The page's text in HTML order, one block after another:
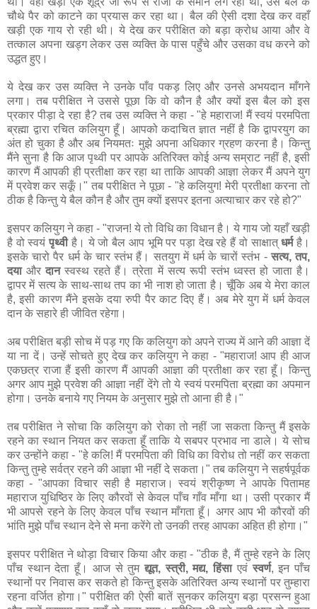
चौथे पैर को काटने का प्रयास कर रहा था। बैल की ऐसी दशा देख कर वहाँ
खड़ी एक गाय रो रही थी। ये देख कर परीक्षित को बड़ा क्रोध आया और वे
तत्काल अपना खड्ग लेकर उस व्यक्ति के पास पहुँचे और उसका वध करने को
उद्धत हुए।
ये देख कर उस व्यक्ति ने उनके पाँव पकड़ लिए और उनसे अभयदान माँगने
लगा। तब परीक्षित ने उससे पूछा कि वो कौन है और क्यों इस बैल को इस
प्रकार पीड़ा दे रहा है? तब उस व्यक्ति ने कहा - "हे महाराज! मैं स्वयं परमपिता
ब्रह्मा द्वारा रचित कलियुग हूँ। आपको कदाचित ज्ञात नहीं है कि द्वापरयुग का
अंत हो चुका है और अब नियमतः मुझे अपना अधिकार ग्रहण करना है। किन्तु
मैंने सुना है कि आज पृथ्वी पर आपके अतिरिक्त कोई अन्य सम्राट नहीं है, इसी
कारण मैं आपकी ही प्रतीक्षा कर रहा था ताकि आपकी आज्ञा लेकर मैं अपने युग
में प्रवेश कर सकूँ।" तब परीक्षित ने पूछा - "हे कलियुग! मेरी प्रतीक्षा करना तो
ठीक है किन्तु ये बैल कौन है और तुम क्यों इसपर इतना अत्याचार कर रहे हो?"
इसपर कलियुग ने कहा - "राजन! ये तो विधि का विधान है। ये गाय जो यहाँ खड़ी
है वो स्वयंपृथ्वी है। ये जो बैल आप भूमि पर पड़ा देख रहे हैं वो साक्षात्धर्महै।
इसके चारो पैर धर्म के चार स्तंभ हैं। सतयुग में धर्म के चारों स्तंभ -सत्य, तप,
दयाऔरदानस्वस्थ रहते हैं। त्रेता में सत्य रूपी स्तंभ ध्वस्त हो जाता है।
द्वापर में सत्य के साथ-साथ तप का भी नाश हो जाता है। चूँकि अब ये मेरा काल
है, इसी कारण मैंने इसके दया रुपी पैर काट दिए हैं। अब मेरे युग में धर्म केवल
दान के सहारे ही जीवित रहेगा।
अब परीक्षित बड़ी सोच में पड़ गए कि कलियुग को अपने राज्य में आने की आज्ञा दें
या ना दें। उन्हें सोचते हुए देख कर कलियुग ने कहा - "महाराज! आप ही आज
एकछत्र राजा हैं इसी कारण मैं आपकी आज्ञा की प्रतीक्षा कर रहा हूँ। किन्तु
अगर आप मुझे प्रवेश की आज्ञा नहीं देंगे तो ये स्वयं परमपिता ब्रह्मा का अपमान
होगा। उनके बनाये गए नियम के अनुसार मुझे तो आना ही है।"
तब परीक्षित ने सोचा कि कलियुग को रोका तो नहीं जा सकता किन्तु मैं इसके
रहने का स्थान नियत कर सकता हूँ ताकि ये सबपर प्रभाव ना डाले। ये सोच
कर उन्होंने कहा - "हे कलि! मैं परमपिता की विधि का विरोध तो नहीं कर सकता
किन्तु तुम्हे सर्वत्र रहने की आज्ञा भी नहीं दे सकता।" तब कलियुग ने सहर्षपूर्वक
कहा - "आपका विचार सही है महाराज। स्वयं श्रीकृष्ण ने आपके पितामह
महाराज युधिष्ठिर के लिए कौरवों से केवल पाँच गाँव माँगा था। उसी प्रकार मैं
भी आपसे रहने के लिए केवल पाँच स्थान माँगता हूँ। अगर आप भी कौरवों की
भांति मुझे पाँच स्थान देने से मना करेंगे तो उनकी तरह आपका अहित ही होगा।"
इसपर परीक्षित ने थोड़ा विचार किया और कहा - "ठीक है, मैं तुम्हे रहने के लिए
पाँच स्थान देता हूँ। आज से तुमद्यूत, स्त्री, मद्य, हिंसाएवंस्वर्ण, इन पाँच
स्थानों पर निवास कर सकते हो किन्तु इसके अतिरिक्त अन्य स्थानों पर तुम्हारा
रहना वर्जित होगा।" परीक्षित की ऐसी बातें सुनकर कलियुग बड़ा प्रसन्न हुआ